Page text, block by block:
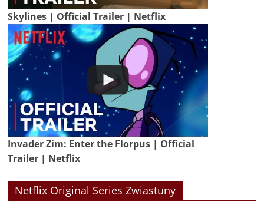
Skylines | Official Trailer | Netflix
Invader Zim: Enter the Florpus | Official
Trailer | Netflix
Netflix Original Series Zwiastuny